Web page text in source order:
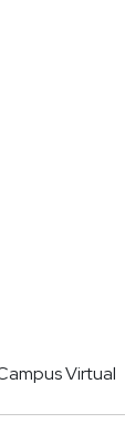
Virtual